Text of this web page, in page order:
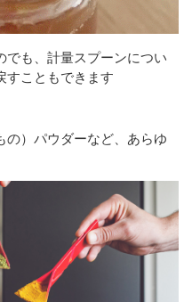
でも、計量スプーンについ
すこともできます
）パウダーなど、あらゆ